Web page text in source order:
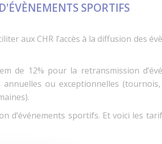
SPORTIFS
aux CHR l’accès à la diffusion des
de 12% pour la retransmission
ou exceptionnelles (tournois,
d’événements sportifs. Et voici les